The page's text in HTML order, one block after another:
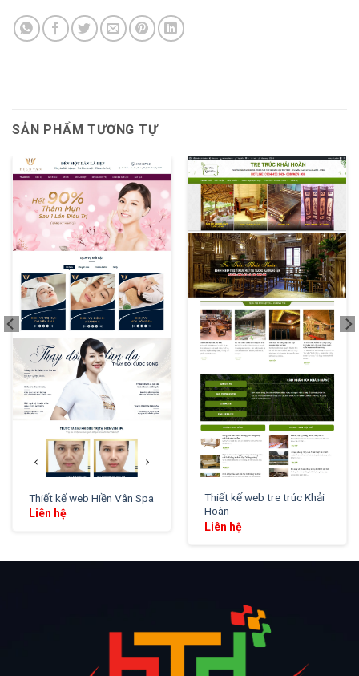
SẢN PHẨM TƯƠNG TỰ
Thiết kế web Hiền Vân Spa
Liên hệ
XEM THỬ
Thiết kế web tre trúc Khải
Hoàn
Liên hệ
XEM THỬ